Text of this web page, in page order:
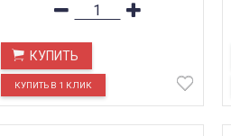
КУПИТЬ